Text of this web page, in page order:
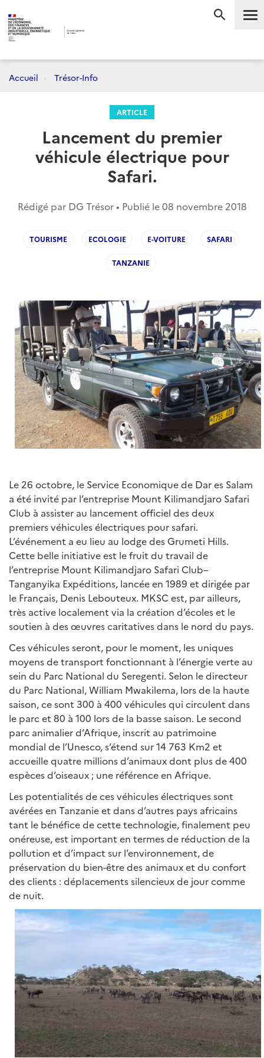
Accueil Trésor-Info
ARTICLE
Lancement du premier
véhicule électrique pour
Safari.
Rédigé par DG Trésor • Publié le08 novembre 2018
TOURISME ECOLOGIE E-VOITURE SAFARI
TANZANIE
Le 26 octobre, le Service Economique de Dar es Salam
a été invité par l’entreprise Mount Kilimandjaro Safari
Club à assister au lancement officiel des deux
premiers véhicules électriques pour safari.
L’événement a eu lieu au lodge des Grumeti Hills.
Cette belle initiative est le fruit du travail de
l’entreprise Mount Kilimandjaro Safari Club–
Tanganyika Expéditions, lancée en 1989 et dirigée par
le Français, Denis Lebouteux. MKSC est, par ailleurs,
très active localement via la création d’écoles et le
soutien à des œuvres caritatives dans le nord du pays.
Ces véhicules seront, pour le moment, les uniques
moyens de transport fonctionnant à l’énergie verte au
sein du Parc National du Seregenti. Selon le directeur
du Parc National, William Mwakilema, lors de la haute
saison, ce sont 300 à 400 véhicules qui circulent dans
le parc et 80 à 100 lors de la basse saison. Le second
parc animalier d’Afrique, inscrit au patrimoine
mondial de l’Unesco, s’étend sur 14 763 Km2 et
accueille quatre millions d’animaux dont plus de 400
espèces d’oiseaux ; une référence en Afrique.
Les potentialités de ces véhicules électriques sont
avérées en Tanzanie et dans d’autres pays africains
tant le bénéfice de cette technologie, finalement peu
onéreuse, est important en termes de réduction de la
pollution et d’impact sur l’environnement, de
préservation du bien-être des animaux et du confort
des clients : déplacements silencieux de jour comme
de nuit.